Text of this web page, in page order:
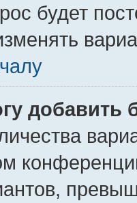
будет
добавить